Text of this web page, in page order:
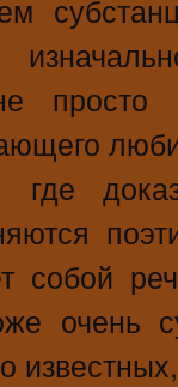
просто
где
собой
очень